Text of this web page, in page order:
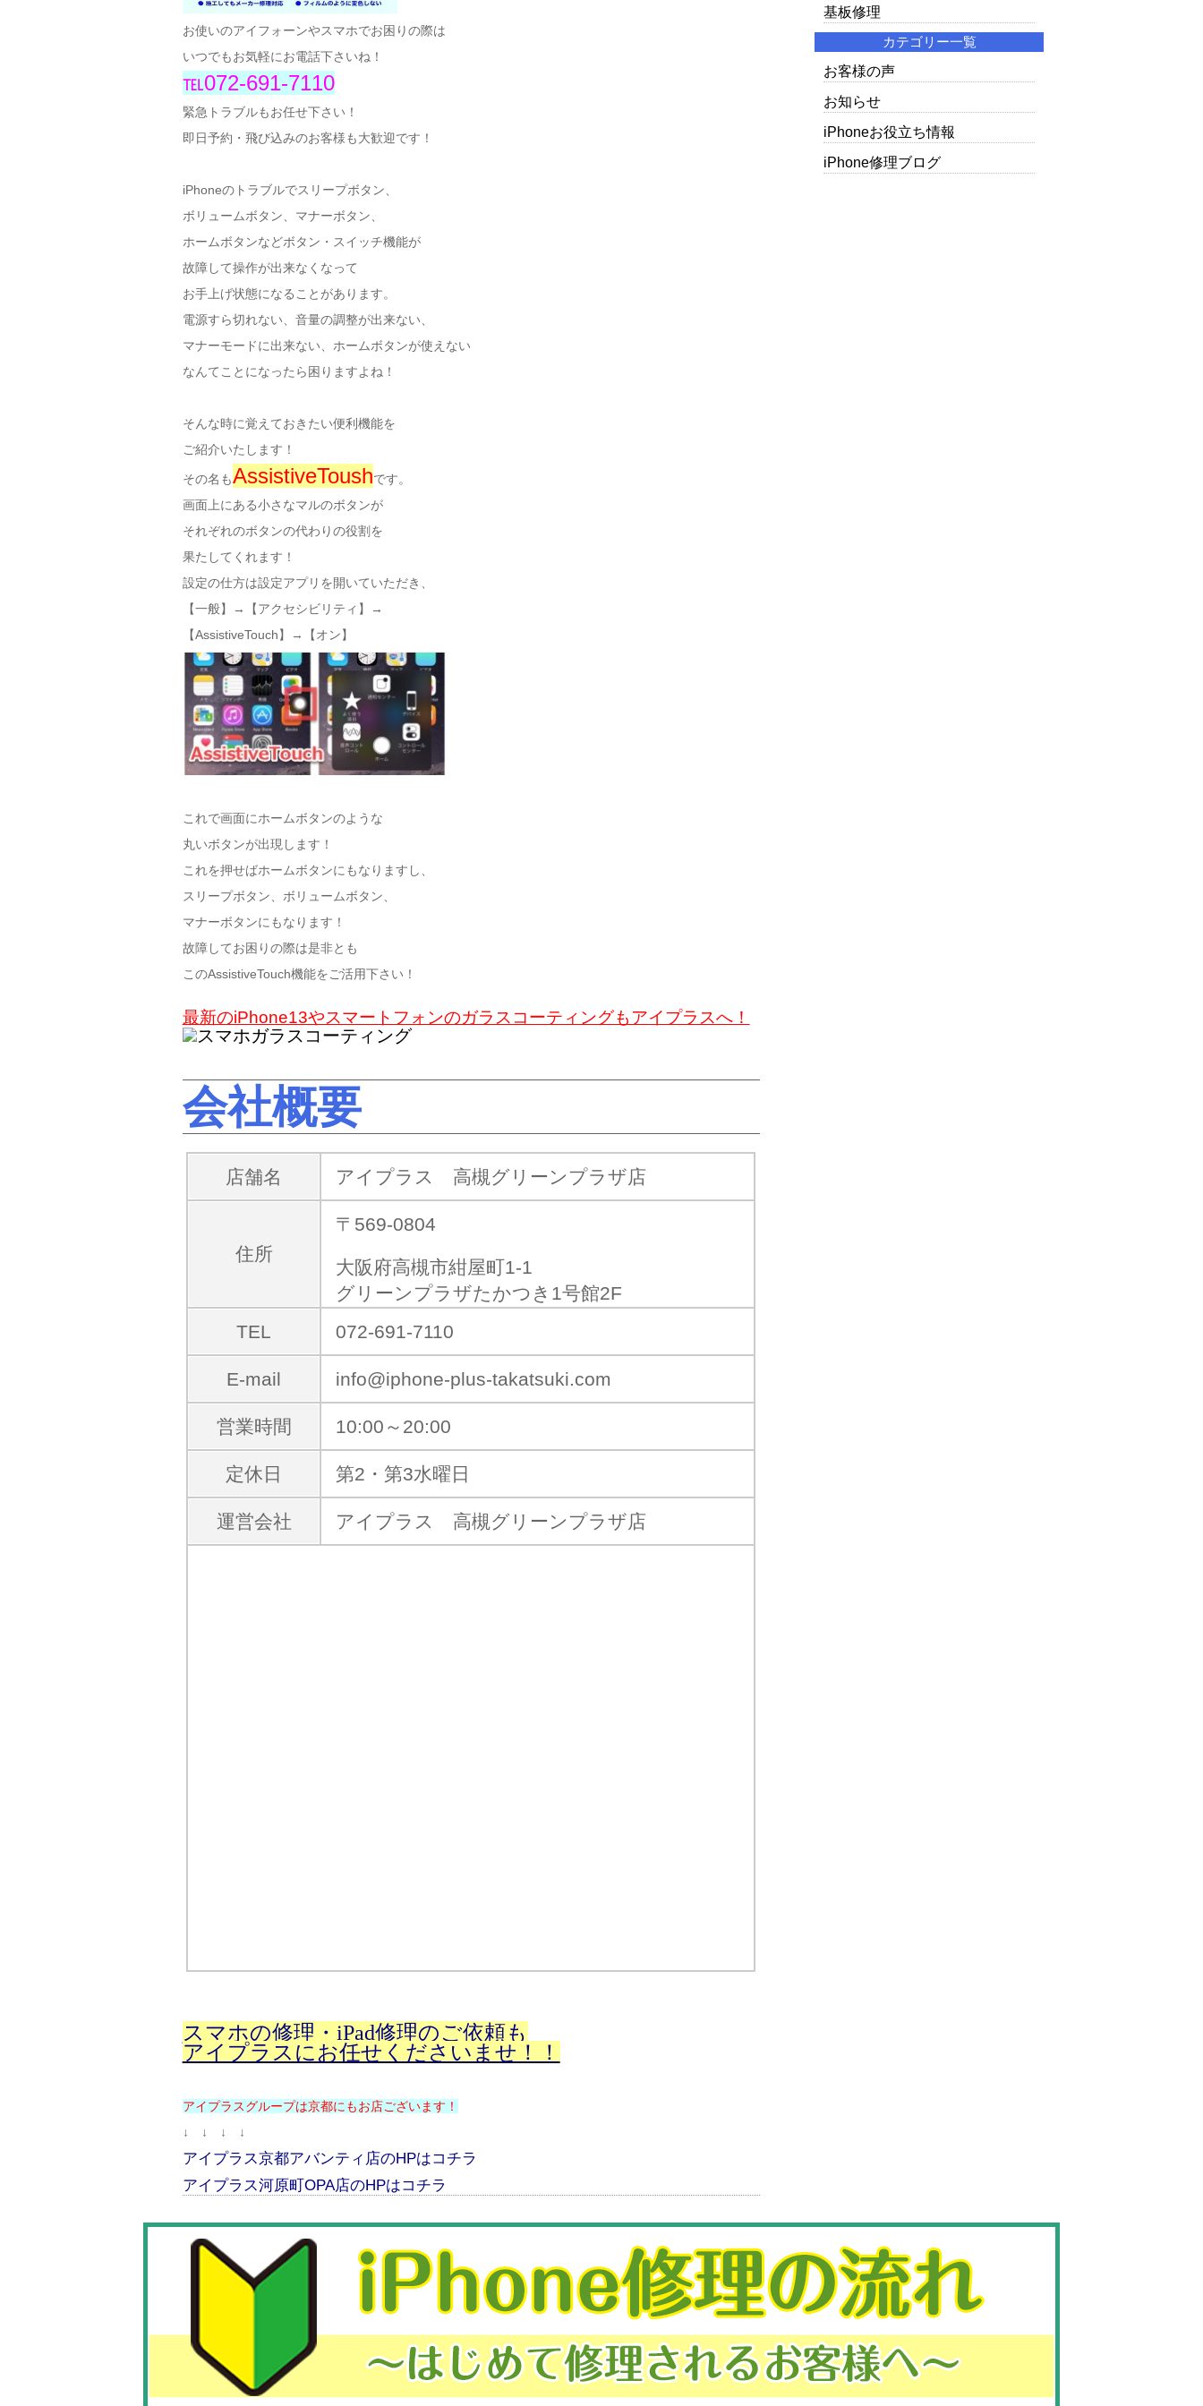
お使いのアイフォーンやスマホでお困りの際は
いつでもお気軽にお電話下さいね！
℡072-691-7110
緊急トラブルもお任せ下さい！
即日予約・飛び込みのお客様も大歓迎です！
iPhoneのトラブルでスリープボタン、
ボリュームボタン、マナーボタン、
ホームボタンなどボタン・スイッチ機能が
故障して操作が出来なくなって
お手上げ状態になることがあります。
電源すら切れない、音量の調整が出来ない、
マナーモードに出来ない、ホームボタンが使えない
なんてことになったら困りますよね！
そんな時に覚えておきたい便利機能を
ご紹介いたします！
その名もAssistiveToushです。
画面上にある小さなマルのボタンが
それぞれのボタンの代わりの役割を
果たしてくれます！
設定の仕方は設定アプリを開いていただき、
【一般】→【アクセシビリティ】→
【AssistiveTouch】→【オン】
これで画面にホームボタンのような
丸いボタンが出現します！
これを押せばホームボタンにもなりますし、
スリープボタン、ボリュームボタン、
マナーボタンにもなります！
故障してお困りの際は是非とも
このAssistiveTouch機能をご活用下さい！
最新のiPhone13やスマートフォンのガラスコーティングもアイプラスへ！
会社概要
店舗名 アイプラス 高槻グリーンプラザ店
住所
〒569-0804
大阪府高槻市紺屋町1-1
グリーンプラザたかつき1号館2F
TEL
072-691-7110
E-mail info@iphone-plus-takatsuki.com
営業時間 10:00～20:00
定休日 第2・第3水曜日
運営会社 アイプラス 高槻グリーンプラザ店
スマホの修理・iPad修理のご依頼も
アイプラスにお任せくださいませ！！
アイプラスグループは京都にもお店ございます！
↓ ↓ ↓ ↓
アイプラス京都アバンティ店のHPはコチラ
アイプラス河原町OPA店のHPはコチラ
基板修理
カテゴリー一覧
お客様の声
お知らせ
iPhoneお役立ち情報
iPhone修理ブログ